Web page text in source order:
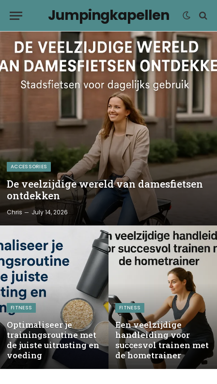
Jumpingkapellen
ACCESSORIES
De veelzijdige wereld van damesfietsen
ontdekken
Chris July 14, 2026
FITNESS
Optimaliseer je
trainingsroutine met
de juiste uitrusting en
voeding
FITNESS
Een veelzijdige
handleiding voor
succesvol trainen met
de hometrainer